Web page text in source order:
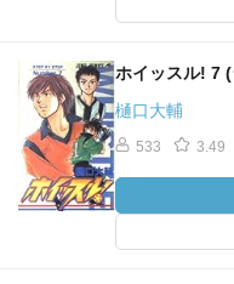
ホイッスル! 7
樋口大輔
533 3.49